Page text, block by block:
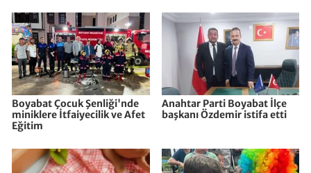
Boyabat Çocuk Şenliği'nde
miniklere İtfaiyecilik ve Afet
Eğitim
Anahtar Parti Boyabat İlçe
başkanı Özdemir istifa etti